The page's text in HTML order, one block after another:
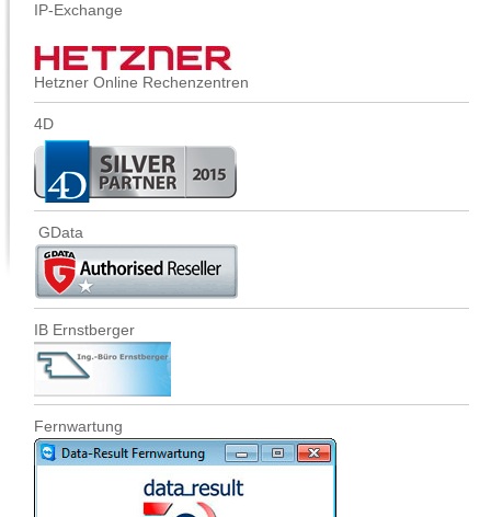
IP-Exchange
Hetzner Online Rechenzentren
4D
GData
IB Ernstberger
Fernwartung